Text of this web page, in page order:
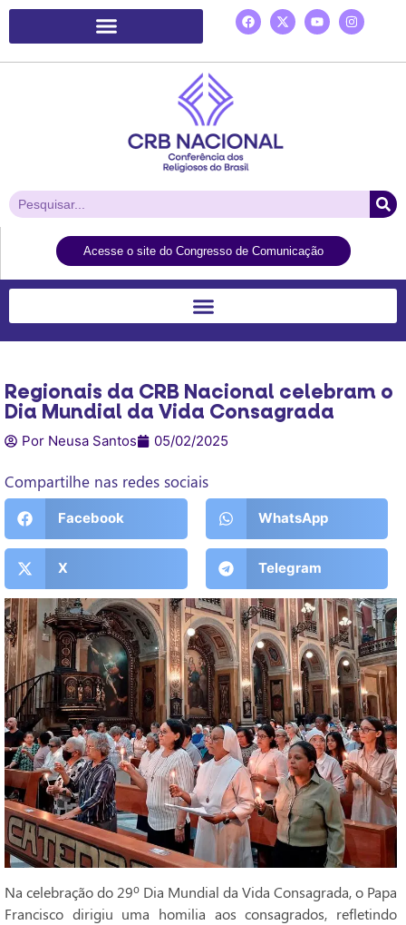
Acesse o site do Congresso de Comunicação
Regionais da CRB Nacional celebram o
Dia Mundial da Vida Consagrada
Por Neusa Santos 05/02/2025
Compartilhe nas redes sociais
Facebook WhatsApp
X Telegram
Na celebração do 29º Dia Mundial da Vida Consagrada, o Papa
Francisco dirigiu uma homilia aos consagrados, refletindo